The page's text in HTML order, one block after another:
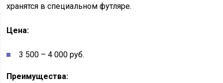
хранятся в специальном футляре.
Цена:
3 500 – 4 000 руб.
Преимущества: